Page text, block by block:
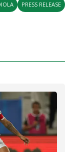
PRESS RELEASE